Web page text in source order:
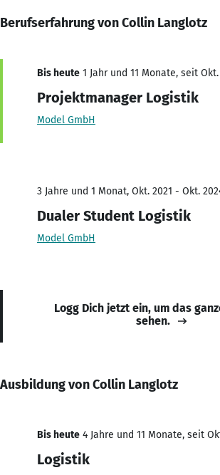
Berufserfahrung von Collin Langlotz
Bis heute 1 Jahr und 11 Monate, seit
Projektmanager Logistik
Model GmbH
3 Jahre und 1 Monat, Okt. 2021 - Okt.
Dualer Student Logistik
Model GmbH
Logg Dich jetzt ein, um das
sehen.
Ausbildung von Collin Langlotz
Bis heute 4 Jahre und 11 Monate, seit
Logistik